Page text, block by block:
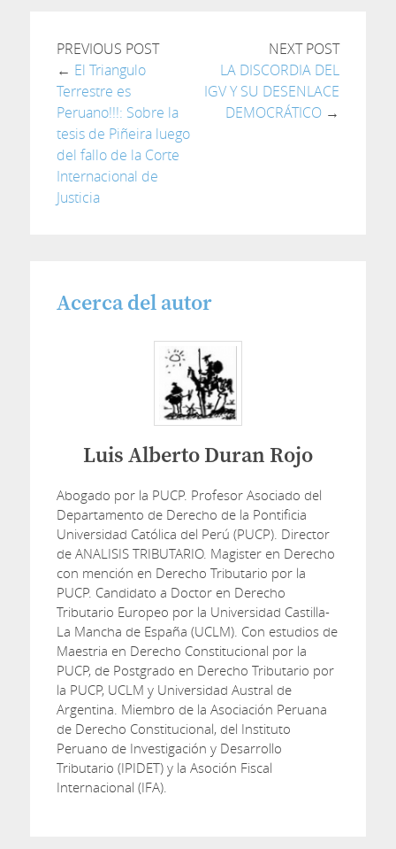
PREVIOUS POST
← El Triangulo
Terrestre es
Peruano!!!: Sobre la
tesis de Piñeira luego
del fallo de la Corte
Internacional de
Justicia
NEXT POST
LA DISCORDIA DEL
IGV Y SU DESENLACE
DEMOCRÁTICO →
Acerca del autor
Luis Alberto Duran Rojo
Abogado por la PUCP. Profesor Asociado del
Departamento de Derecho de la Pontificia
Universidad Católica del Perú (PUCP). Director
de ANALISIS TRIBUTARIO. Magister en Derecho
con mención en Derecho Tributario por la
PUCP. Candidato a Doctor en Derecho
Tributario Europeo por la Universidad Castilla-
La Mancha de España (UCLM). Con estudios de
Maestria en Derecho Constitucional por la
PUCP, de Postgrado en Derecho Tributario por
la PUCP, UCLM y Universidad Austral de
Argentina. Miembro de la Asociación Peruana
de Derecho Constitucional, del Instituto
Peruano de Investigación y Desarrollo
Tributario (IPIDET) y la Asoción Fiscal
Internacional (IFA).